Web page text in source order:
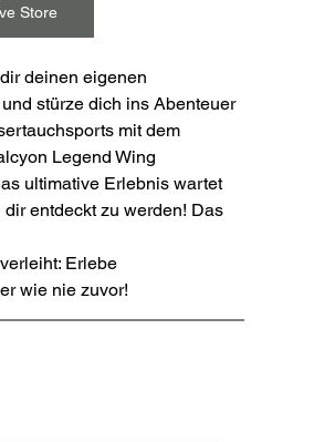
Store
deinen eigenen
stürze dich ins Abenteuer
mit dem
Legend Wing
ultimative Erlebnis wartet
dir entdeckt zu werden! Das
Erlebe
wie nie zuvor!